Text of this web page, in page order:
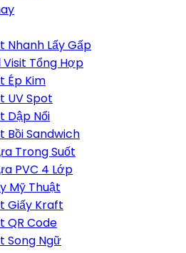
Nhanh Lấy Gấp
Visit Tổng Hợp
Ép Kim
UV Spot
Dập Nổi
Bồi Sandwich
Trong Suốt
PVC 4 Lớp
Mỹ Thuật
Giấy Kraft
QR Code
Song Ngữ